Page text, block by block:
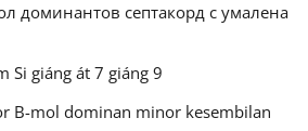
доминантов септакорд с умалена
Si giáng át 7 giáng 9
B-mol dominan minor kesembilan